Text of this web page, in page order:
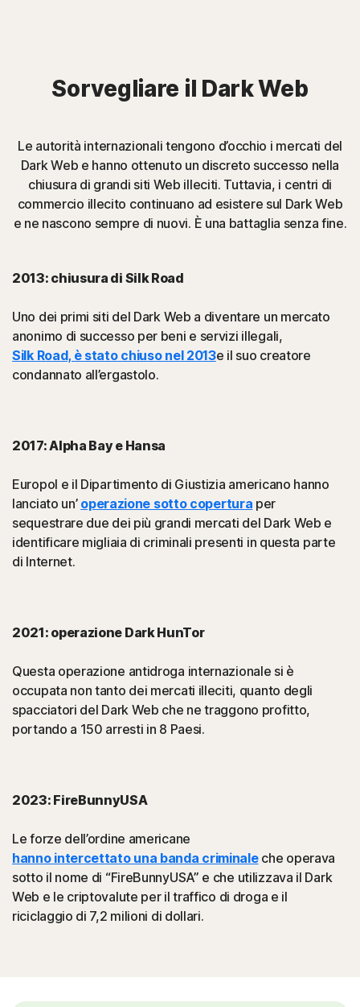
Sorvegliare il Dark Web
Le autorità internazionali tengono d’occhio i mercati del
Dark Web e hanno ottenuto un discreto successo nella
chiusura di grandi siti Web illeciti. Tuttavia, i centri di
commercio illecito continuano ad esistere sul Dark Web
e ne nascono sempre di nuovi. È una battaglia senza fine.
2013: chiusura di Silk Road
Uno dei primi siti del Dark Web a diventare un mercato
anonimo di successo per beni e servizi illegali,
Silk Road, è stato chiuso nel 2013e il suo creatore
condannato all’ergastolo.
2017: Alpha Bay e Hansa
Europol e il Dipartimento di Giustizia americano hanno
lanciato un’ operazione sotto copertura per
sequestrare due dei più grandi mercati del Dark Web e
identificare migliaia di criminali presenti in questa parte
di Internet.
2021: operazione Dark HunTor
Questa operazione antidroga internazionale si è
occupata non tanto dei mercati illeciti, quanto degli
spacciatori del Dark Web che ne traggono profitto,
portando a 150 arresti in 8 Paesi.
2023: FireBunnyUSA
Le forze dell’ordine americane
hanno intercettato una banda criminaleche operava
sotto il nome di “FireBunnyUSA” e che utilizzava il Dark
Web e le criptovalute per il traffico di droga e il
riciclaggio di 7,2 milioni di dollari.